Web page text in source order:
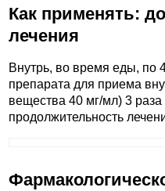
Как применять:
лечения
Внутрь, во время еды, по
препарата для приема
вещества 40 мг/мл) 3 раза
продолжительность